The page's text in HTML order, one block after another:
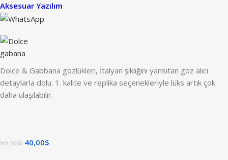
Aksesuar Yazılım
Dolce & Gabbana gözlükleri, İtalyan şıklığını yansıtan göz alıcı
detaylarla dolu. 1. kalite ve replika seçenekleriyle lüks artık çok
daha ulaşılabilir.
50,00$ 40,00$